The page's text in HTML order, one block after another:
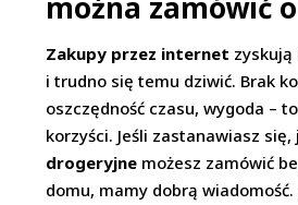
Zakupy przez internet zyskują
i trudno się temu dziwić. Brak
oszczędność czasu, wygoda –
korzyści. Jeśli zastanawiasz się,
drogeryjne możesz zamówić
domu, mamy dobrą